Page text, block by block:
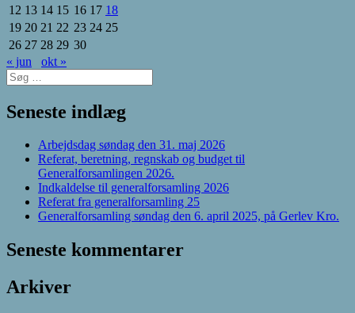
12 13 14 15 16 17 18
19 20 21 22 23 24 25
26 27 28 29 30
« jun
okt »
Søg
efter:
Seneste indlæg
Arbejdsdag søndag den 31. maj 2026
Referat, beretning, regnskab og budget til
Generalforsamlingen 2026.
Indkaldelse til generalforsamling 2026
Referat fra generalforsamling 25
Generalforsamling søndag den 6. april 2025, på Gerlev Kro.
Seneste kommentarer
Arkiver